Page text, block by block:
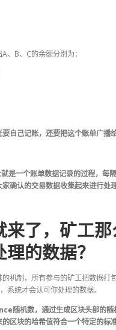
、B、C的余额分别为：
自己记账，还要把这个账单广播
是一个账单数据记录的过程，每
确认的交易数据收集起来进行处理
来了，矿工
的数据？
机制，所有参与的矿工把数据打
系统才会认可你处理的数据。
随机数，通过生成区块头部的随
区块的哈希值符合一个特定的标准